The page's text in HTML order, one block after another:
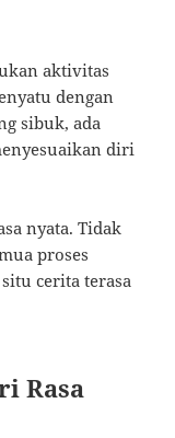
aktivitas
dengan
sibuk, ada
diri
nyata. Tidak
proses
cerita terasa
Rasa